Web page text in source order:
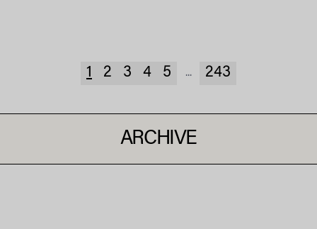
1 2 3 4 5 ... 243
ARCHIVE